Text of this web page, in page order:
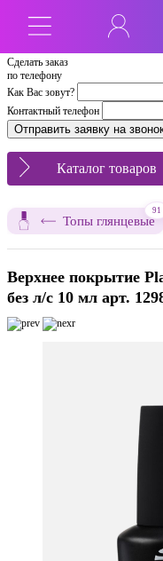
Сделать заказ
по телефону
Как Вас зовут?
Контактный телефон
Каталог товаров
Топы глянцевые
91
Верхнее покрытие
без л/с 10 мл арт.